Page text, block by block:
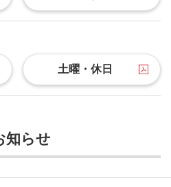
土曜・休日
知らせ